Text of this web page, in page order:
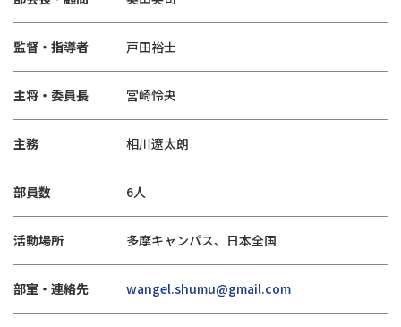
監督・指導者 戸田裕士
主将・委員長 宮崎怜央
主務 相川遼太朗
部員数 6人
活動場所 多摩キャンパス、日本全国
部室・連絡先 wangel.shumu@gmail.com